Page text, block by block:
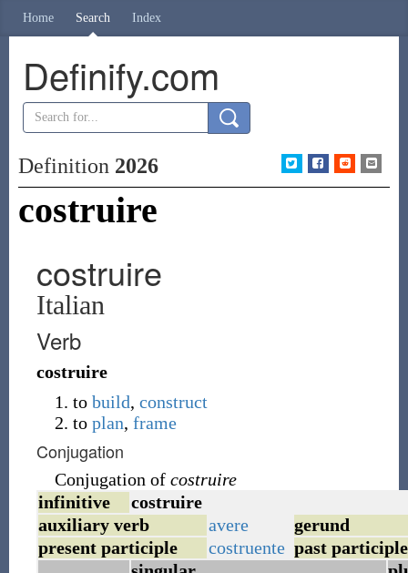
Home Search Index
Definify.com
Definition 2026
costruire
costruire
Italian
Verb
costruire
to build, construct
to plan, frame
Conjugation
Conjugation of costruire
infinitive
costruire
auxiliary verb
avere
gerund
present participle
costruente past participle